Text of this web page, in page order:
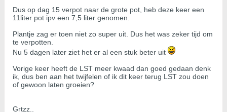
Dus op dag 15 verpot naar de grote pot, heb deze keer een
11liter pot ipv een 7,5 liter genomen.
Plantje zag er toen niet zo super uit. Dus het was zeker tijd om
te verpotten.
Nu 5 dagen later ziet het er al een stuk beter uit
Vorige keer heeft de LST meer kwaad dan goed gedaan denk
ik, dus ben aan het twijfelen of ik dit keer terug LST zou doen
of gewoon laten groeien?
Grtzz..